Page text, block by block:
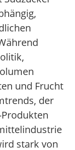
und Frucht
der
stark von